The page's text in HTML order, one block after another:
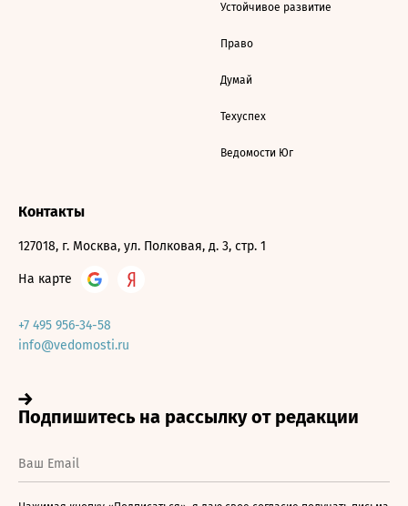
Устойчивое развитие
Право
Думай
Техуспех
Ведомости Юг
Контакты
127018, г. Москва, ул. Полковая, д. 3, стр. 1
На карте
+7 495 956-34-58
info@vedomosti.ru